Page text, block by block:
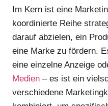
Im Kern ist eine
koordinierte Reihe
darauf abzielen, ein
eine Marke zu fördern.
eine einzelne Anzeige
Medien – es ist ein
verschiedene